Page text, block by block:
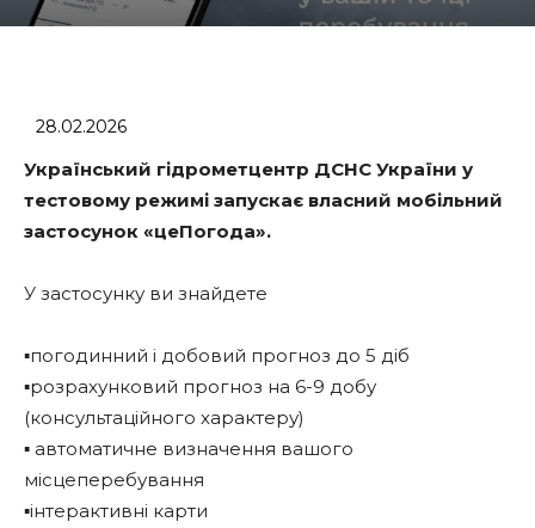
28.02.2026
Український гідрометцентр ДСНС України у
тестовому режимі запускає власний мобільний
застосунок «цеПогода».
У застосунку ви знайдете
▪️погодинний і добовий прогноз до 5 діб
▪️розрахунковий прогноз на 6-9 добу
(консультаційного характеру)
▪️ автоматичне визначення вашого
місцеперебування
▪️інтерактивні карти